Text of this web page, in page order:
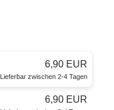
6,90 EUR
Lieferbar zwischen 2-4 Tagen
6,90 EUR